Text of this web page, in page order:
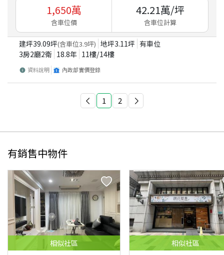
1,650萬
含車位價
42.21萬/坪
含車位計算
建坪39.09坪(含車位3.9坪) 地坪3.11坪 有車位
3房2廳2衛 18.8年 11樓/14樓
資料說明 內政部實價登錄
1 2
有銷售中物件
相似社區 相似社區